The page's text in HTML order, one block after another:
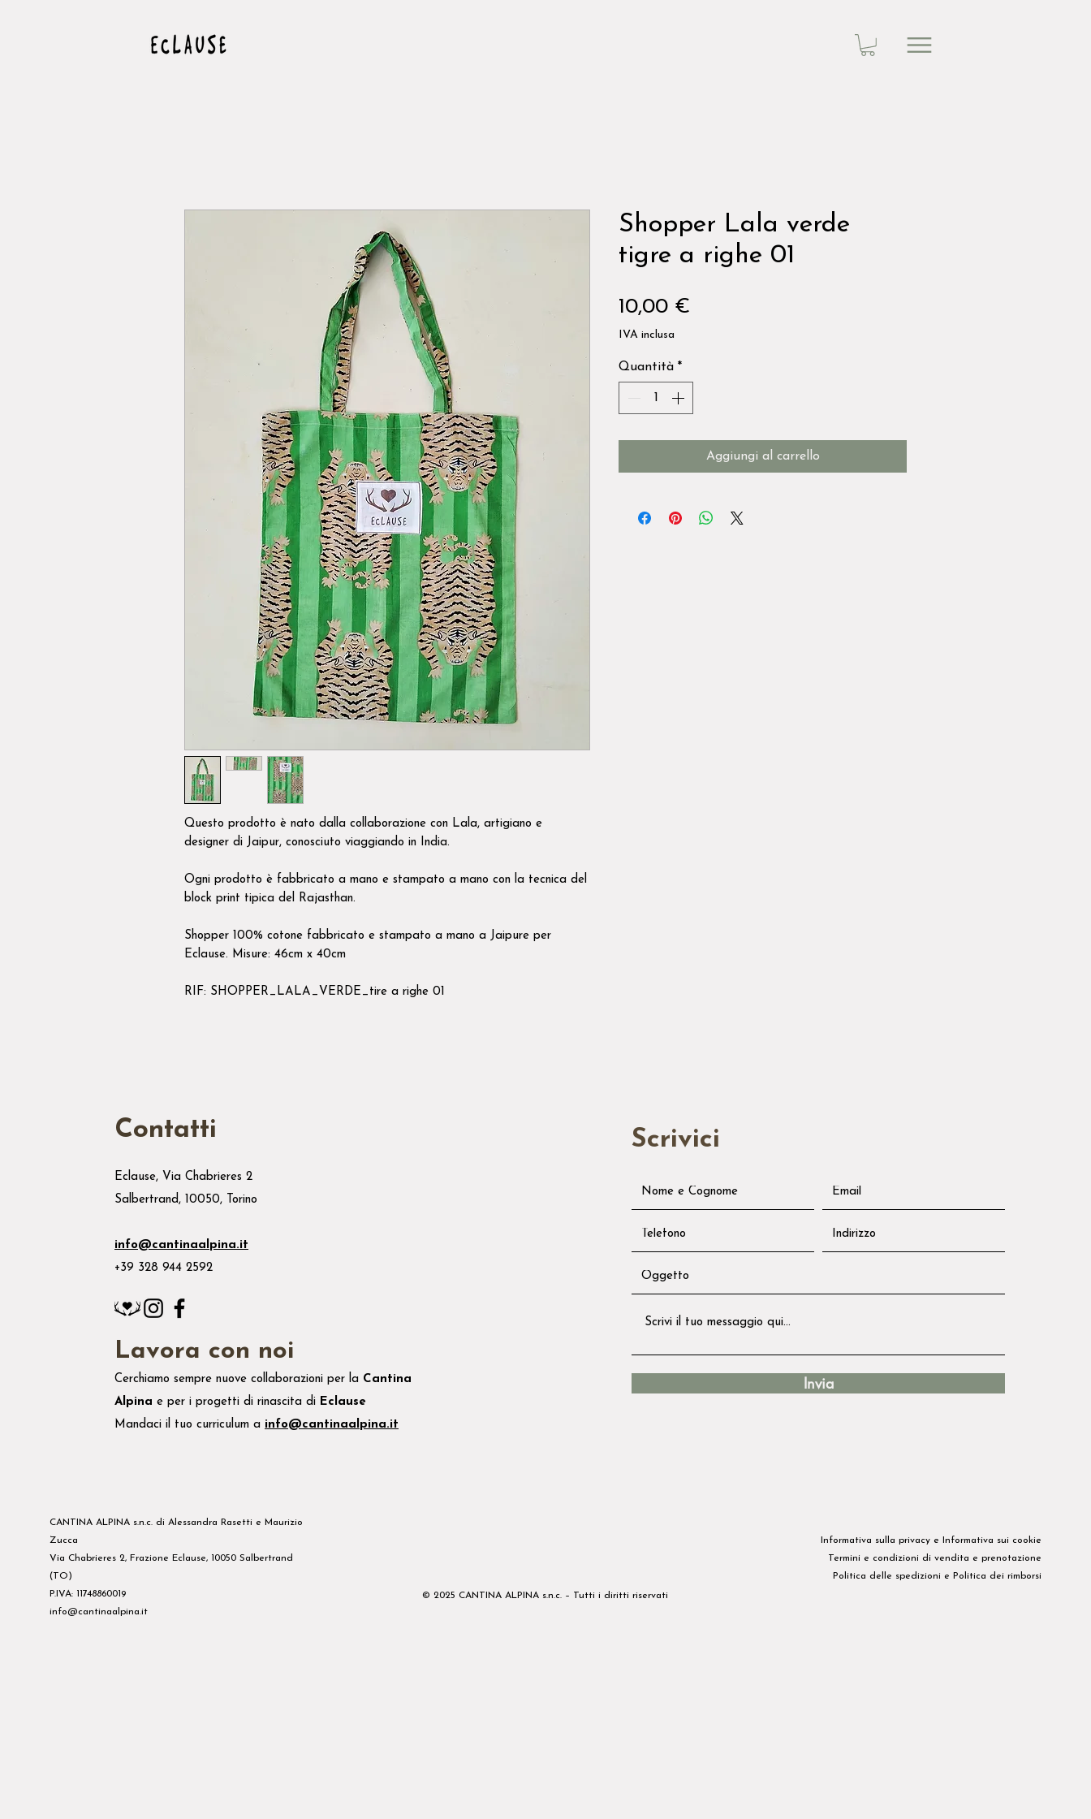
Questo prodotto è nato dalla collaborazione con Lala, artigiano e
designer di Jaipur, conosciuto viaggiando in India.
Ogni prodotto è fabbricato a mano e stampato a mano con la tecnica del
block print tipica del Rajasthan.
Shopper 100% cotone fabbricato e stampato a mano a Jaipure per
Eclause. Misure: 46cm x 40cm
RIF: SHOPPER_LALA_VERDE_tire a righe 01
Shopper Lala verde
tigre a righe 01
10,00 €
IVA inclusa
Quantità *
Aggiungi al carrello
Contatti
Eclause, Via Chabrieres 2
Salbertrand, 10050, Torino
info@cantinaalpina.it
+39 328 944 2592
Lavora con noi
Cerchiamo sempre nuove collaborazioni per la Cantina
Alpina e per i progetti di rinascita di Eclause
Mandaci il tuo curriculum a info@cantinaalpina.it
Scrivici
Invia
CANTINA ALPINA s.n.c. di Alessandra Rasetti e Maurizio
Zucca
Via Chabrieres 2, Frazione Eclause, 10050 Salbertrand
(TO)
P.IVA: 11748860019
info@cantinaalpina.it
© 2025 CANTINA ALPINA s.n.c. – Tutti i diritti riservati
Informativa sulla privacy​ e
Informativa sui cookie
Termini e condizioni di vendita e prenotazione
Politica delle spedizioni e Politica dei rimborsi